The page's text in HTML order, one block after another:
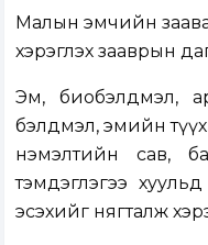
Малын эмчийн
хэрэглэх зааврын
Эм, биобэлдмэл,
бэлдмэл, эмийн
нэмэлтийн сав,
тэмдэглэгээ
эсэхийг нягталж